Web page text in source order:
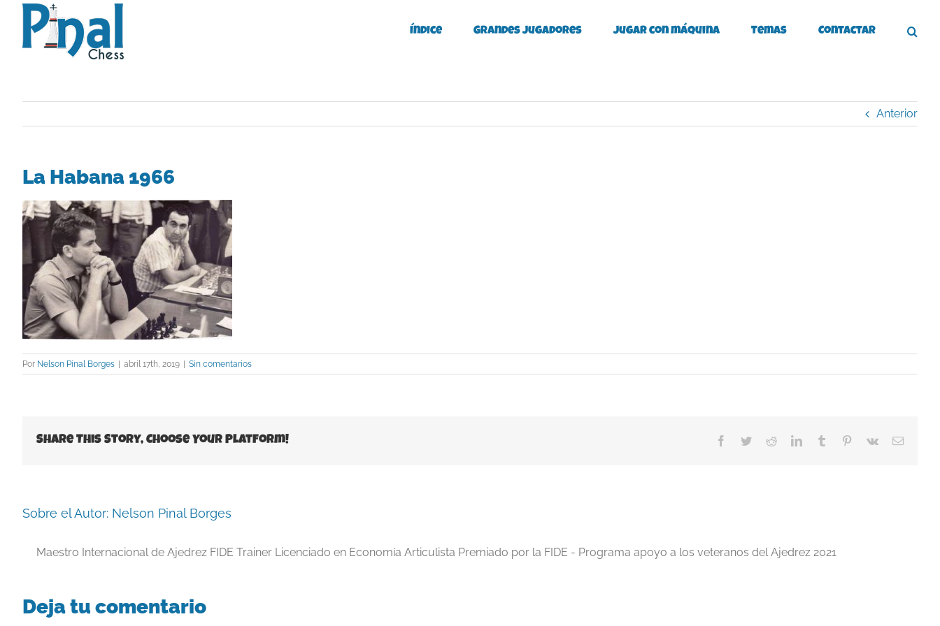
Saltar
contenido
Índice Grandes Jugadores Jugar con máquina Temas Contactar
Anterior
La Habana 1966
Por Nelson Pinal Borges | abril 17th, 2019 | Sin comentarios
Share This Story, Choose Your Platform! Facebook
TwitterRedditLinkedInTumblr Pinterest
Vk
Correo
Sobre el Autor: Nelson Pinal Borges
Maestro Internacional de Ajedrez FIDE Trainer Licenciado en Economía Articulista Premiado por la FIDE - Programa apoyo a los veteranos del Ajedrez 2021
Deja tu comentario